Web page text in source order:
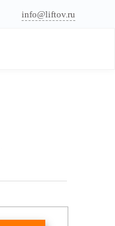
info@liftov.ru